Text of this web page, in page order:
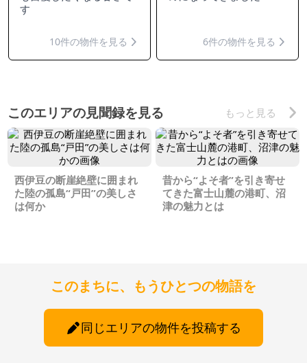
す
10件の物件を見る 6件の物件を見る
このエリアの見聞録を見る もっと見る
西伊豆の断崖絶壁に囲まれ
た陸の孤島“戸田”の美しさ
は何か
昔から“よそ者”を引き寄せ
てきた富士山麓の港町、沼
津の魅力とは
このまちに、もうひとつの物語を
同じエリアの物件を投稿する